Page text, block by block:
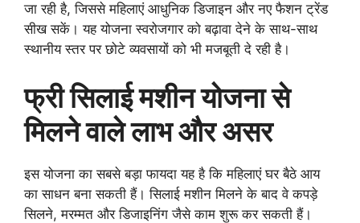
जा रही है, जिससे महिलाएं आधुनिक डिजाइन और नए फैशन ट्रेंड
सीख सकें। यह योजना स्वरोजगार को बढ़ावा देने के साथ-साथ
स्थानीय स्तर पर छोटे व्यवसायों को भी मजबूती दे रही है।
फ्री सिलाई मशीन योजना से
मिलने वाले लाभ और असर
इस योजना का सबसे बड़ा फायदा यह है कि महिलाएं घर बैठे आय
का साधन बना सकती हैं। सिलाई मशीन मिलने के बाद वे कपड़े
सिलने, मरम्मत और डिजाइनिंग जैसे काम शुरू कर सकती हैं।